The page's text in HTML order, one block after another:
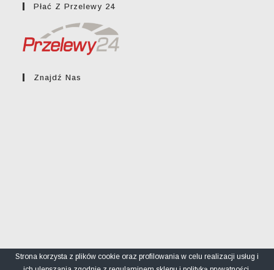
Płać Z Przelewy 24
Znajdź Nas
Strona korzysta z plików cookie oraz profilowania w celu realizacji usług i